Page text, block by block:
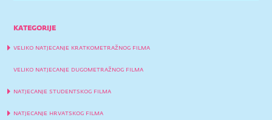
kategorije
veliko natjecanje kratkometražnog filma
veliko natjecanje dugometražnog filma
natjecanje studentskog filma
natjecanje hrvatskog filma